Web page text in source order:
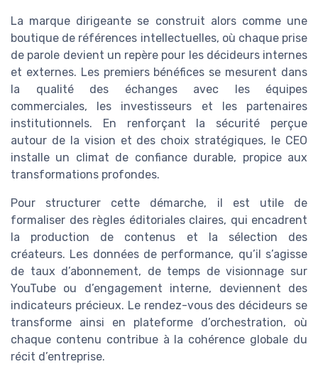
La marque dirigeante se construit alors comme une
boutique de références intellectuelles, où chaque prise
de parole devient un repère pour les décideurs internes
et externes. Les premiers bénéfices se mesurent dans
la qualité des échanges avec les équipes
commerciales, les investisseurs et les partenaires
institutionnels. En renforçant la sécurité perçue
autour de la vision et des choix stratégiques, le CEO
installe un climat de confiance durable, propice aux
transformations profondes.
Pour structurer cette démarche, il est utile de
formaliser des règles éditoriales claires, qui encadrent
la production de contenus et la sélection des
créateurs. Les données de performance, qu’il s’agisse
de taux d’abonnement, de temps de visionnage sur
YouTube ou d’engagement interne, deviennent des
indicateurs précieux. Le rendez-vous des décideurs se
transforme ainsi en plateforme d’orchestration, où
chaque contenu contribue à la cohérence globale du
récit d’entreprise.